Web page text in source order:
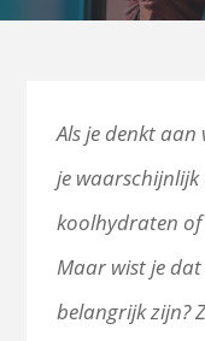
Als je denkt
je waarschijnlijk
koolhydraten of
Maar wist je
belangrijk zijn?